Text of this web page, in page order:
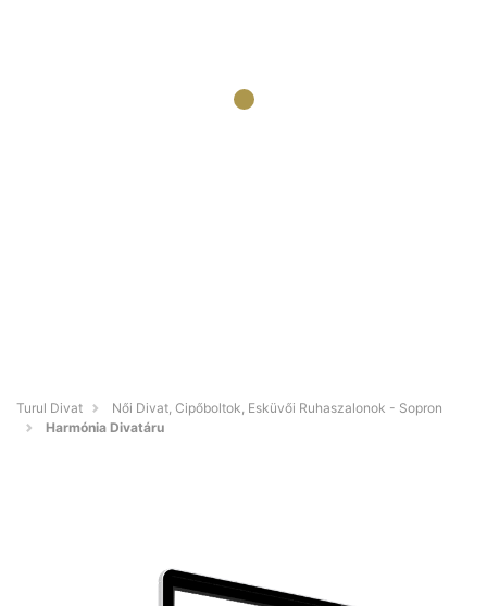
Turul Divat
Női Divat, Cipőboltok, Esküvői Ruhaszalonok - Sopron
Harmónia Divatáru